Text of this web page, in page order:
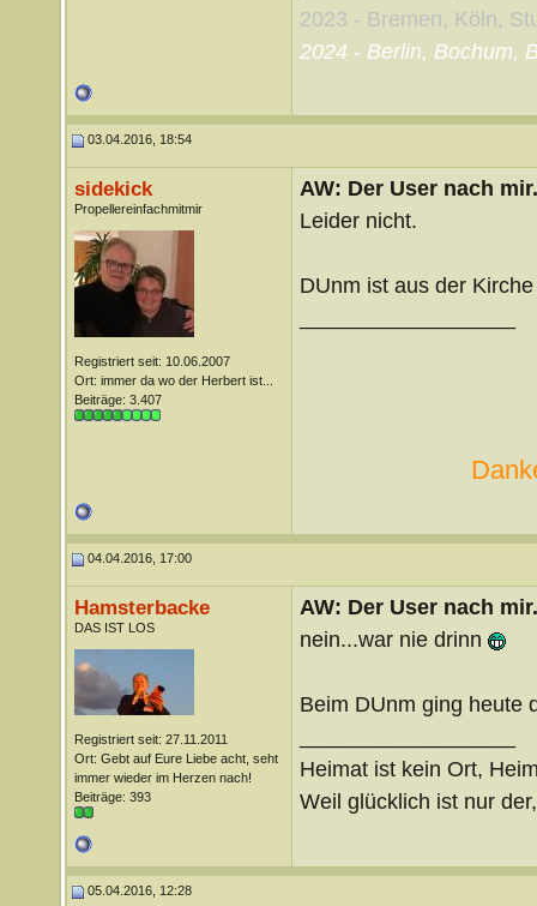
2023 - Bremen, Köln,
2024 - Berlin, Bochum,
03.04.2016, 18:54
sidekick
Propellereinfachmitmir
Registriert seit: 10.06.2007
Ort: immer da wo der Herbert ist...
Beiträge: 3.407
AW: Der User nach
Leider nicht.
DUnm ist aus der
04.04.2016, 17:00
Hamsterbacke
DAS IST LOS
Registriert seit: 27.11.2011
Ort: Gebt auf Eure Liebe acht, seht
immer wieder im Herzen nach!
Beiträge: 393
AW: Der User nach
nein...war nie drinn
Beim DUnm ging heute
Heimat ist kein Ort,
Weil glücklich ist nur
05.04.2016, 12:28